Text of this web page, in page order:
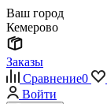
Ваш город
Кемерово
Заказы
Сравнение0
Войти